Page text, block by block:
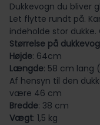
Dukkevogn du bliver
Let flytte rundt på.
indeholde stor dukke.
Størrelse på
Højde: 64cm
Længde: 58 cm lang
Af hensyn til den
være 46 cm
Bredde: 38 cm
Vægt: 1,5 kg